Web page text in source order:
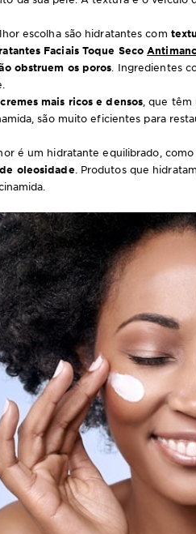
escolha são hidratantes com
Faciais Toque Seco
obstruem os poros . Ingredientes
cremes mais ricos e densos , que
são muito eficientes para
é um hidratante equilibrado, como
oleosidade . Produtos que